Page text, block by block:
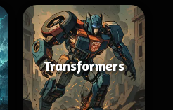
Transformers